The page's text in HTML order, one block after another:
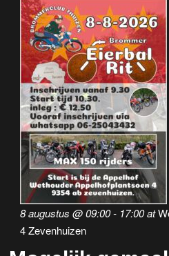
8 augustus @ 09:00- 17:00at
4 Zevenhuizen